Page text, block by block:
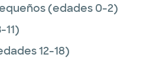
(edades 0-2)
11)
12-18)